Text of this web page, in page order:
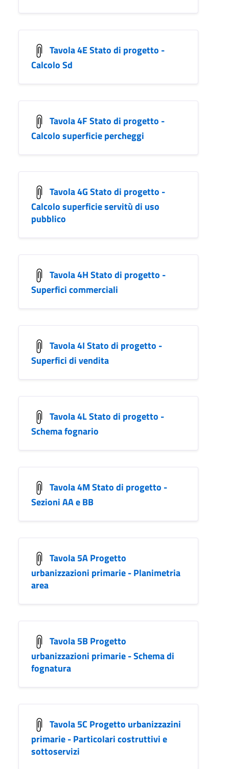
Tavola 4E Stato di progetto -
Calcolo Sd
Tavola 4F Stato di progetto -
Calcolo superficie percheggi
Tavola 4G Stato di progetto -
Calcolo superficie servitù di uso
pubblico
Tavola 4H Stato di progetto -
Superfici commerciali
Tavola 4I Stato di progetto -
Superfici di vendita
Tavola 4L Stato di progetto -
Schema fognario
Tavola 4M Stato di progetto -
Sezioni AA e BB
Tavola 5A Progetto
urbanizzazioni primarie - Planimetria
area
Tavola 5B Progetto
urbanizzazioni primarie - Schema di
fognatura
Tavola 5C Progetto urbanizzazini
primarie - Particolari costruttivi e
sottoservizi